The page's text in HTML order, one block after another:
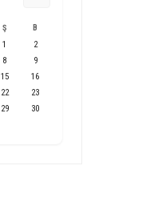
Ş B
1
2
8
9
15
16
22
23
29
30